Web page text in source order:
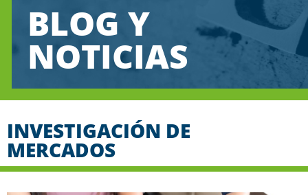
BLOG Y
NOTICIAS
INVESTIGACIÓN DE
MERCADOS